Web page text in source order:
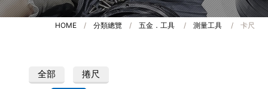
HOME/ 分類總覽/ 五金．工具/ 測量工具/ 卡尺
全部
捲尺